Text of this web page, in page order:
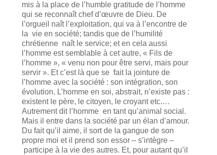
mis à la place de l’humble gratitude de l’homme
qui se reconnaît chef d’œuvre de Dieu. De
l’orgueil naît l’exploitation, qui va à l’encontre de
la vie en société; tandis que de l’humilité
chrétienne naît le service; et en cela aussi
l’homme est semblable à cet autre, « Fils de
l’homme », « venu non pour être servi, mais pour
servir ». Et c’est là que se fait la jointure de
l’homme avec la société : son intégration, son
évolution. L’homme en soi, abstrait, n’existe pas :
existent le père, le citoyen, le croyant etc.…
Autrement dit l’homme en tant qu’animal social.
Mais il entre dans la société par un élan d’amour.
Du fait qu’il aime, il sort de la gangue de son
propre moi et il prend son essor – s’intègre –
participe à la vie des autres. Et, pour autant qu’il